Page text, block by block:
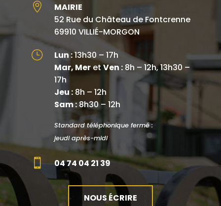

MAIRIE
52 Rue du Château de Fontcrenne
69910 VILLIÉ-MORGON
} Lun :13h30 – 17h
Mar, MeretVen :8h – 12h, 13h30 –
17h
Jeu :8h – 12h
Sam :8h30 – 12h
Standard téléphonique fermé :
jeudi après-midi
 04 74 04 21 39
NOUS ÉCRIRE